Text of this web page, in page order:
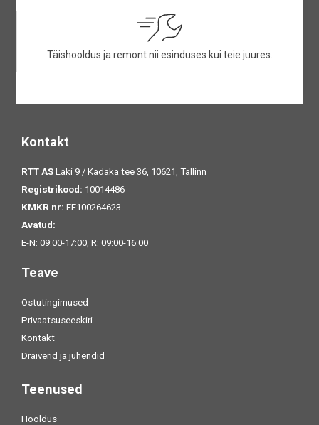
Täishooldus ja remont nii esinduses kui teie juures.
Kontakt
RTT AS Laki 9 / Kadaka tee 36, 10621, Tallinn
Registrikood: 10014486
KMKR nr: EE100264623
Avatud:
E-N: 09:00-17:00, R: 09:00-16:00
Teave
Ostutingimused
Privaatsuseeskiri
Kontakt
Draiverid ja juhendid
Teenused
Hooldus